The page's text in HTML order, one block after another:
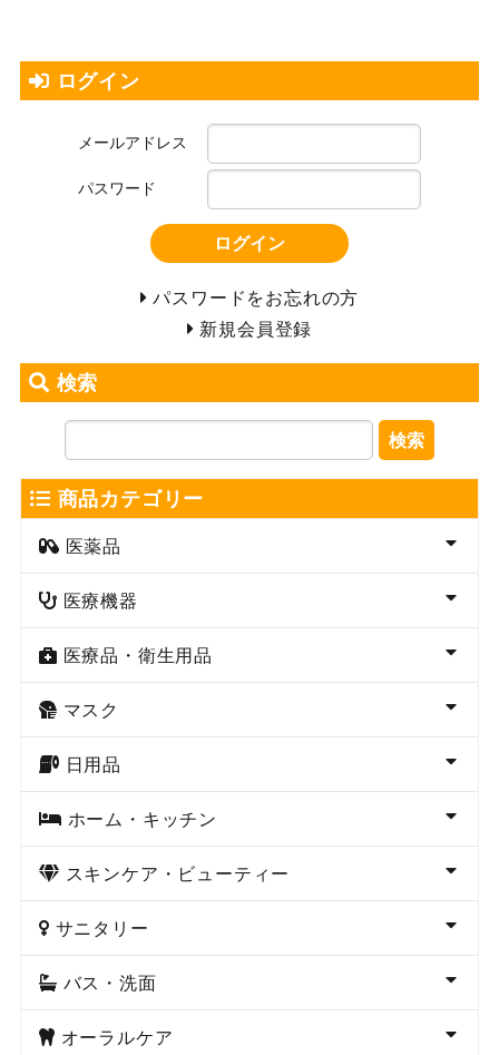
ログイン
メールアドレス
パスワード
ログイン
パスワードをお忘れの方
新規会員登録
検索
検索
商品カテゴリー
医薬品
医療機器
医療品・衛生用品
マスク
日用品
ホーム・キッチン
スキンケア・ビューティー
サニタリー
バス・洗面
オーラルケア